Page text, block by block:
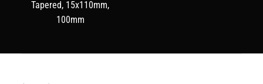
Tapered, 15x110mm,
100mm